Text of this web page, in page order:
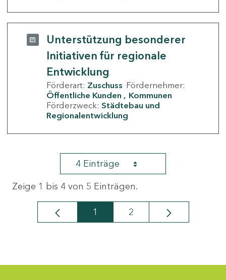
Unterstützung besonderer
Initiativen für regionale
Entwicklung
Förderart: Zuschuss Fördernehmer:
Öffentliche Kunden
Kommunen
Förderzweck: Städtebau und
Regionalentwicklung
4 Einträge
Zeige 1 bis 4 von 5 Einträgen.
Seite
1 Seite
2